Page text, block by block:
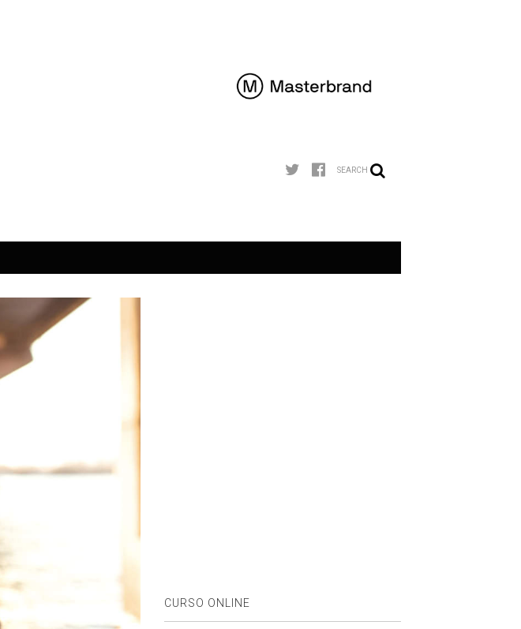
SEARCH
CURSO ONLINE